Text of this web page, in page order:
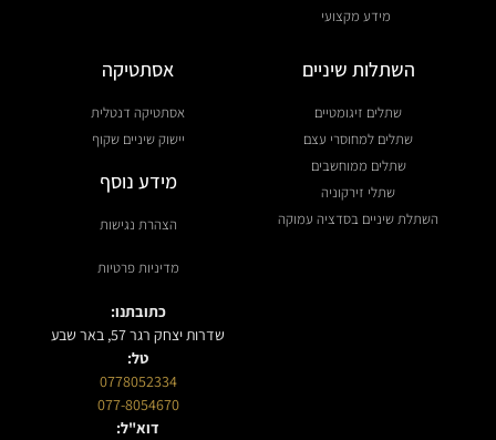
מידע מקצועי
השתלות שיניים
שתלים זיגומטיים
שתלים למחוסרי עצם
שתלים ממוחשבים
שתלי זירקוניה
השתלת שיניים בסדציה עמוקה
אסתטיקה
אסתטיקה דנטלית
יישוק שיניים שקוף
מידע נוסף
הצהרת נגישות
מדיניות פרטיות
כתובתנו:
שדרות יצחק רגר 57, באר שבע
טל:
0778052334
077-8054670
דוא"ל: